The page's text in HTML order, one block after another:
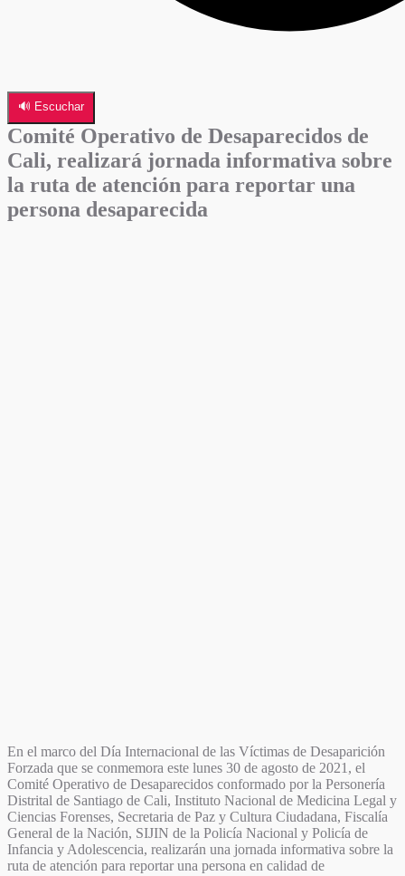
🔊 Escuchar
Comité Operativo de Desaparecidos de
Cali, realizará jornada informativa sobre
la ruta de atención para reportar una
persona desaparecida
En el marco del Día Internacional de las Víctimas de Desaparición
Forzada que se conmemora este lunes 30 de agosto de 2021, el
Comité Operativo de Desaparecidos conformado por la Personería
Distrital de Santiago de Cali, Instituto Nacional de Medicina Legal y
Ciencias Forenses, Secretaria de Paz y Cultura Ciudadana, Fiscalía
General de la Nación, SIJIN de la Policía Nacional y Policía de
Infancia y Adolescencia, realizarán una jornada informativa sobre la
ruta de atención para reportar una persona en calidad de